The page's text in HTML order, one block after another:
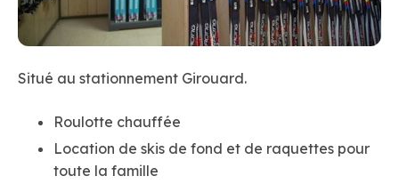
Situé au stationnement Girouard.
Roulotte chauffée
Location de skis de fond et de raquettes pour
toute la famille